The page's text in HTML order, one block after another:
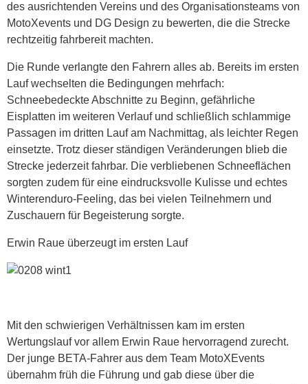
des ausrichtenden Vereins und des Organisationsteams von
MotoXevents und DG Design zu bewerten, die die Strecke
rechtzeitig fahrbereit machten.
Die Runde verlangte den Fahrern alles ab. Bereits im ersten
Lauf wechselten die Bedingungen mehrfach:
Schneebedeckte Abschnitte zu Beginn, gefährliche
Eisplatten im weiteren Verlauf und schließlich schlammige
Passagen im dritten Lauf am Nachmittag, als leichter Regen
einsetzte. Trotz dieser ständigen Veränderungen blieb die
Strecke jederzeit fahrbar. Die verbliebenen Schneeflächen
sorgten zudem für eine eindrucksvolle Kulisse und echtes
Winterenduro-Feeling, das bei vielen Teilnehmern und
Zuschauern für Begeisterung sorgte.
Erwin Raue überzeugt im ersten Lauf
Mit den schwierigen Verhältnissen kam im ersten
Wertungslauf vor allem Erwin Raue hervorragend zurecht.
Der junge BETA-Fahrer aus dem Team MotoXEvents
übernahm früh die Führung und gab diese über die